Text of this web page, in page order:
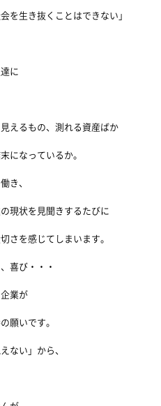
を生き抜くことはできない」
に
えるもの、測れる資産ばか
になっているか。
き、
現状を見聞きするたびに
さを感じてしまいます。
喜び・・・
業が
願いです。
ない」から、